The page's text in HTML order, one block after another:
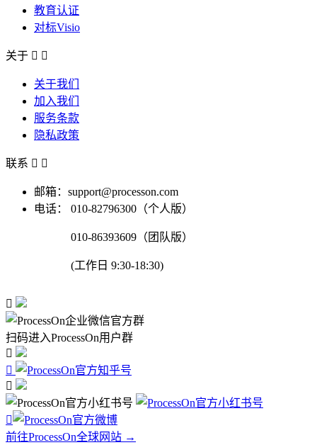
教育认证
对标Visio
关于  
关于我们
加入我们
服务条款
隐私政策
联系  
邮箱：support@processon.com
电话：
010-82796300（个人版）
010-86393609（团队版）
(工作日 9:30-18:30)

扫码进入ProcessOn用户群




前往ProcessOn全球网站 →